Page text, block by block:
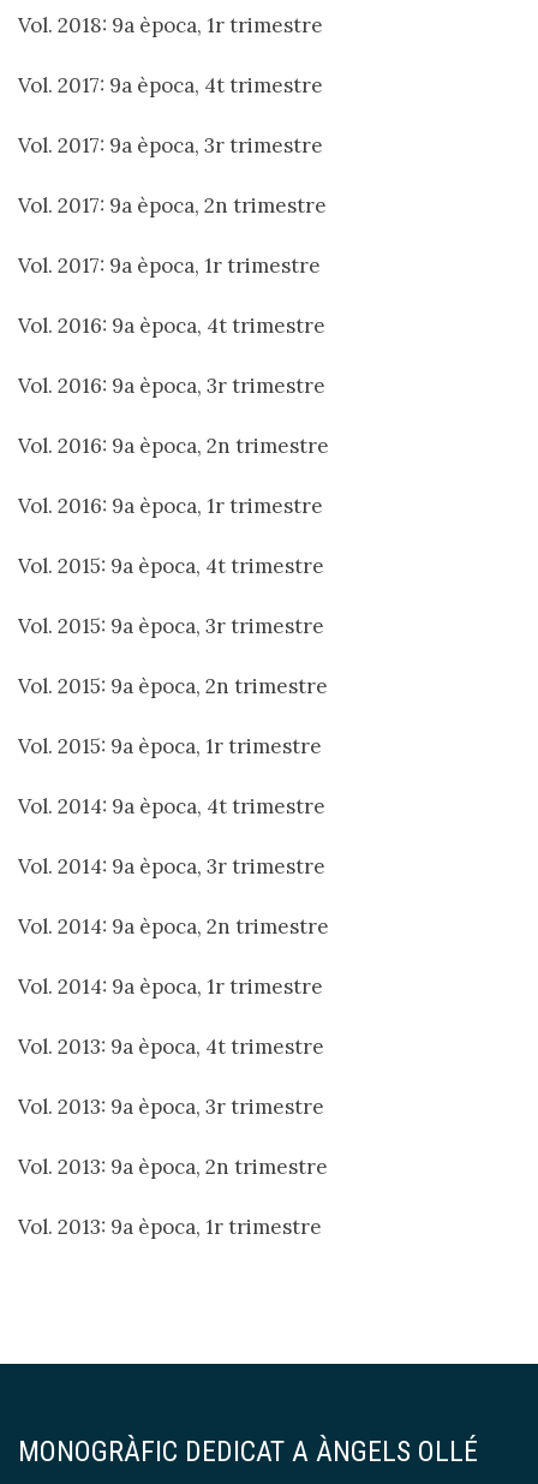
Vol. 2018: 9a època, 1r trimestre
Vol. 2017: 9a època, 4t trimestre
Vol. 2017: 9a època, 3r trimestre
Vol. 2017: 9a època, 2n trimestre
Vol. 2017: 9a època, 1r trimestre
Vol. 2016: 9a època, 4t trimestre
Vol. 2016: 9a època, 3r trimestre
Vol. 2016: 9a època, 2n trimestre
Vol. 2016: 9a època, 1r trimestre
Vol. 2015: 9a època, 4t trimestre
Vol. 2015: 9a època, 3r trimestre
Vol. 2015: 9a època, 2n trimestre
Vol. 2015: 9a època, 1r trimestre
Vol. 2014: 9a època, 4t trimestre
Vol. 2014: 9a època, 3r trimestre
Vol. 2014: 9a època, 2n trimestre
Vol. 2014: 9a època, 1r trimestre
Vol. 2013: 9a època, 4t trimestre
Vol. 2013: 9a època, 3r trimestre
Vol. 2013: 9a època, 2n trimestre
Vol. 2013: 9a època, 1r trimestre
MONOGRÀFIC DEDICAT A ÀNGELS OLLÉ